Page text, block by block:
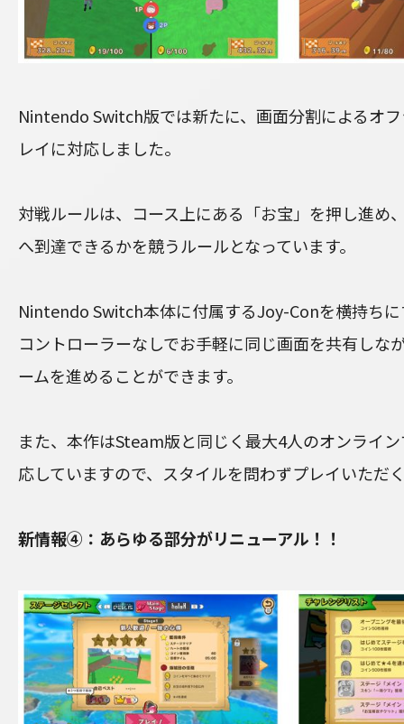
Nintendo Switch版では新たに、画面分割によるオ
レイに対応しました。
対戦ルールは、コース上にある「お宝」を押し進め
へ到達できるかを競うルールとなっています。
Nintendo Switch本体に付属するJoy-Conを横持ち
コントローラーなしでお手軽に同じ画面を共有しな
ームを進めることができます。
また、本作はSteam版と同じく最大4人のオンライ
応していますので、スタイルを問わずプレイいただ
新情報④：あらゆる部分がリニューアル！！